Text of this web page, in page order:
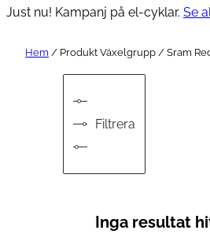
Just nu! Kampanj på el-cyklar. Se
Hem / Produkt Växelgrupp / Sram
Filtrera
Inga resultat